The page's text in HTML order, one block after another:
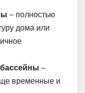
– полностью
дома или
–
временные и